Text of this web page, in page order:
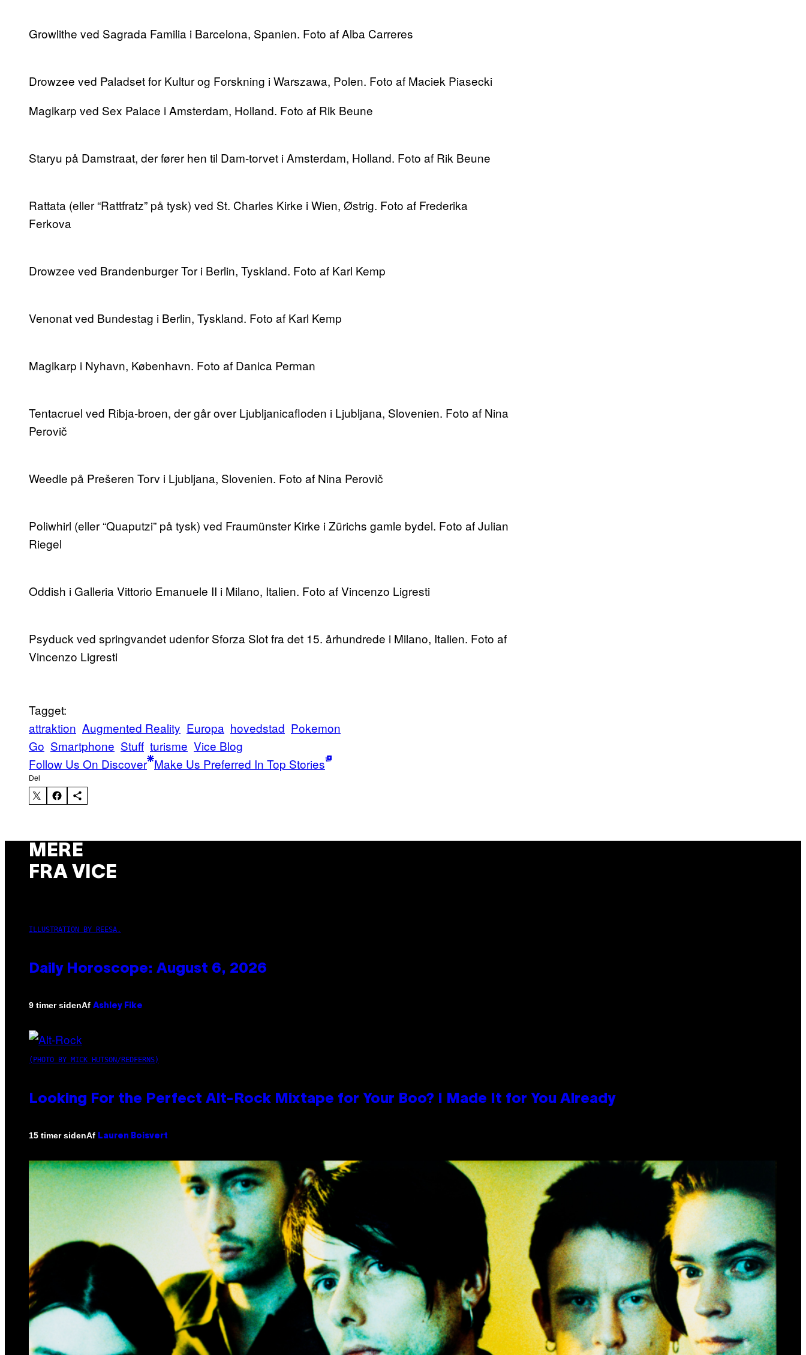
Growlithe ved Sagrada Familia i Barcelona, Spanien. Foto af Alba Carreres
Drowzee ved Paladset for Kultur og Forskning i Warszawa, Polen. Foto af Maciek Piasecki
Magikarp ved Sex Palace i Amsterdam, Holland. Foto af Rik Beune
Staryu på Damstraat, der fører hen til Dam-torvet i Amsterdam, Holland. Foto af Rik Beune
Rattata (eller “Rattfratz” på tysk) ved St. Charles Kirke i Wien, Østrig. Foto af Frederika
Ferkova
Drowzee ved Brandenburger Tor i Berlin, Tyskland. Foto af Karl Kemp
Venonat ved Bundestag i Berlin, Tyskland. Foto af Karl Kemp
Magikarp i Nyhavn, København. Foto af Danica Perman
Tentacruel ved Ribja-broen, der går over Ljubljanicafloden i Ljubljana, Slovenien. Foto af Nina
Perovič
Weedle på Prešeren Torv i Ljubljana, Slovenien. Foto af Nina Perovič
Poliwhirl (eller “Quaputzi” på tysk) ved Fraumünster Kirke i Zürichs gamle bydel. Foto af Julian
Riegel
Oddish i Galleria Vittorio Emanuele II i Milano, Italien. Foto af Vincenzo Ligresti
Psyduck ved springvandet udenfor Sforza Slot fra det 15. århundrede i Milano, Italien. Foto af
Vincenzo Ligresti
Tagget:
attraktion Augmented Reality Europa hovedstad Pokemon
Go Smartphone Stuff turisme Vice Blog
Follow Us On Discover Make Us Preferred In Top Stories
Del
MERE
FRA VICE
ILLUSTRATION BY REESA.
Daily Horoscope: August 6, 2026
9 timer sidenAf Ashley Fike
(PHOTO BY MICK HUTSON/REDFERNS)
Looking For the Perfect Alt-Rock Mixtape for Your Boo? I Made It for You Already
15 timer sidenAf Lauren Boisvert